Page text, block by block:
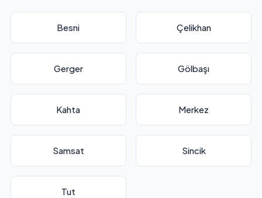
Besni Çelikhan
Gerger Gölbaşı
Kahta Merkez
Samsat Sincik
Tut